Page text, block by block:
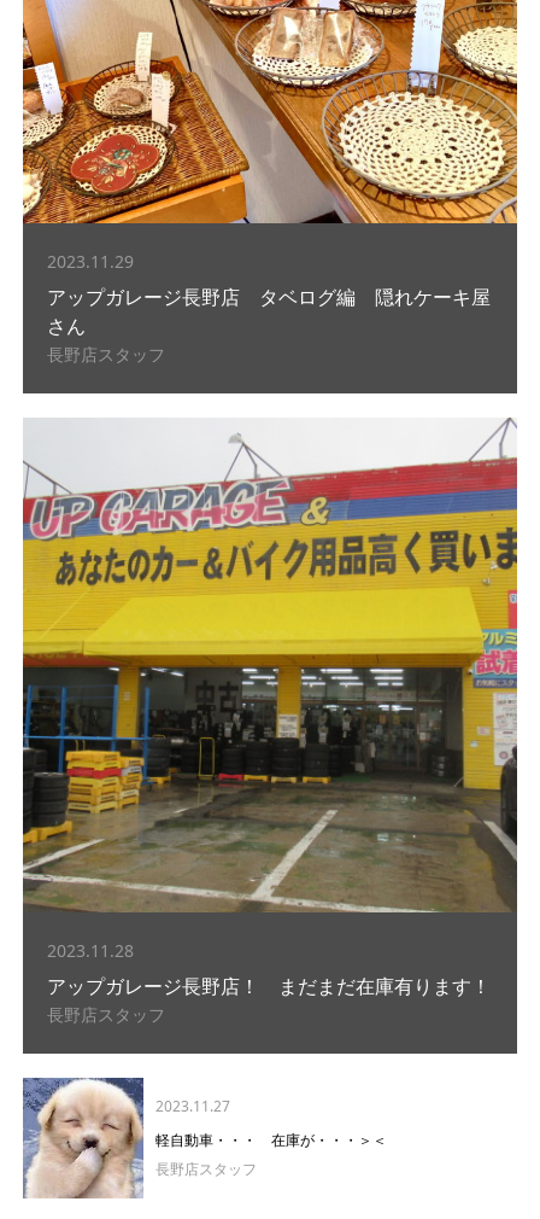
2023.11.29
アップガレージ長野店 タベログ編 隠れケーキ屋
さん
長野店スタッフ
2023.11.28
アップガレージ長野店！ まだまだ在庫有ります！
長野店スタッフ
2023.11.27
軽自動車・・・ 在庫が・・・＞＜
長野店スタッフ